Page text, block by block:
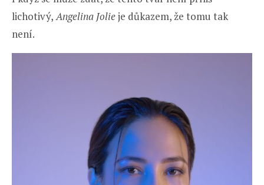
lichotivý,Angelina Jolieje důkazem, že tomu tak
není.